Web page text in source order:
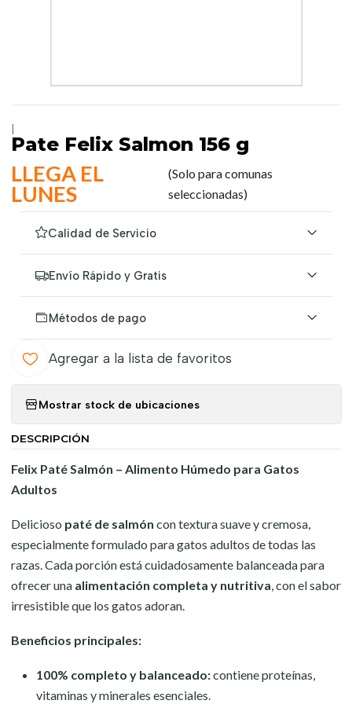
Pate Felix Salmon 156 g
LLEGA EL
LUNES
(Solo para comunas
seleccionadas)
Calidad de Servicio
Envío Rápido y Gratis
Métodos de pago
Agregar a la lista de favoritos
Mostrar stock de ubicaciones
DESCRIPCIÓN
Felix Paté Salmón – Alimento Húmedo para Gatos
Adultos
Delicioso paté de salmón con textura suave y cremosa,
especialmente formulado para gatos adultos de todas las
razas. Cada porción está cuidadosamente balanceada para
ofrecer una alimentación completa y nutritiva, con el sabor
irresistible que los gatos adoran.
Beneficios principales:
100% completo y balanceado:contiene proteínas,
vitaminas y minerales esenciales.